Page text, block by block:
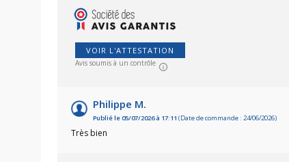
VOIR L'ATTESTATION
Avis soumis à un contrôle
Philippe M.
Publié le 05/07/2026 à 17:11 (Date de commande : 24/06/2026)
Très bien